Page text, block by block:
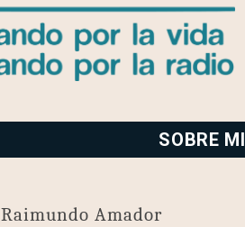
SOBRE MI
Raimundo Amador